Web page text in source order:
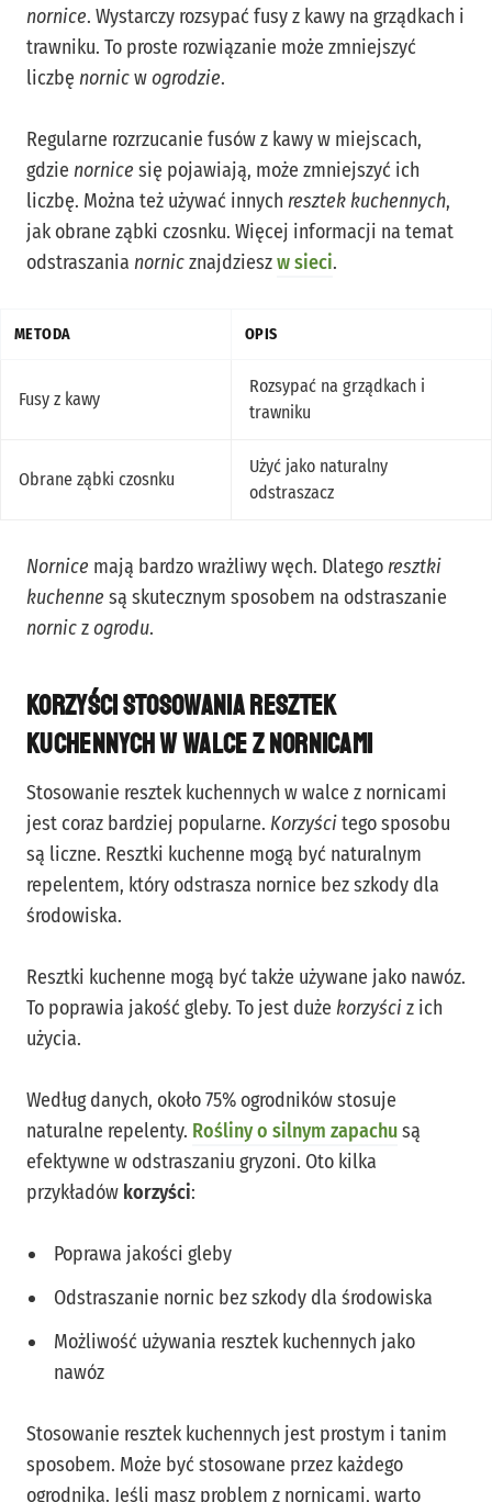
nornice. Wystarczy rozsypać fusy z kawy na grządkach i
trawniku. To proste rozwiązanie może zmniejszyć
liczbę nornicwogrodzie.
Regularne rozrzucanie fusów z kawy w miejscach,
gdzie nornice się pojawiają, może zmniejszyć ich
liczbę. Można też używać innych resztek kuchennych,
jak obrane ząbki czosnku. Więcej informacji na temat
odstraszania nornicznajdzieszw sieci.
METODA OPIS
Fusy z kawy
Rozsypać na grządkach i
trawniku
Obrane ząbki czosnku
Użyć jako naturalny
odstraszacz
Nornice mają bardzo wrażliwy węch. Dlategoresztki
kuchenne są skutecznym sposobem na odstraszanie
norniczogrodu.
Korzyści stosowania resztek
kuchennych w walce z nornicami
Stosowanie resztek kuchennych w walce z nornicami
jest coraz bardziej popularne. Korzyścitego sposobu
są liczne. Resztki kuchenne mogą być naturalnym
repelentem, który odstrasza nornice bez szkody dla
środowiska.
Resztki kuchenne mogą być także używane jako nawóz.
To poprawia jakość gleby. To jest duże korzyściz ich
użycia.
Według danych, około 75% ogrodników stosuje
naturalne repelenty. Rośliny o silnym zapachusą
efektywne w odstraszaniu gryzoni. Oto kilka
przykładów korzyści:
Poprawa jakości gleby
Odstraszanie nornic bez szkody dla środowiska
Możliwość używania resztek kuchennych jako
nawóz
Stosowanie resztek kuchennych jest prostym i tanim
sposobem. Może być stosowane przez każdego
ogrodnika. Jeśli masz problem z nornicami, warto